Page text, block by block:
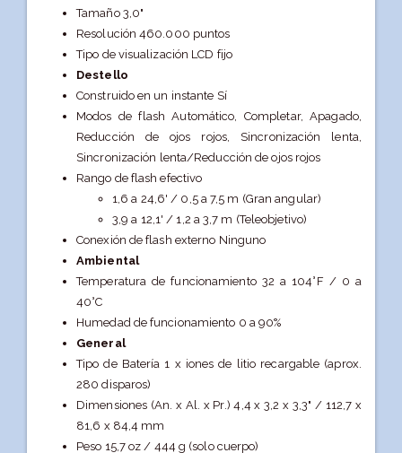
Tamaño 3,0"
Resolución 460.000 puntos
Tipo de visualización LCD fijo
Destello
Construido en un instante Sí
Modos de flash Automático, Completar, Apagado,
Reducción de ojos rojos, Sincronización lenta,
Sincronización lenta/Reducción de ojos rojos
Rango de flash efectivo
1,6 a 24,6' / 0,5 a 7,5 m (Gran angular)
3,9 a 12,1' / 1,2 a 3,7 m (Teleobjetivo)
Conexión de flash externo Ninguno
Ambiental
Temperatura de funcionamiento 32 a 104°F / 0 a
40°C
Humedad de funcionamiento 0 a 90%
General
Tipo de Batería 1 x iones de litio recargable (aprox.
280 disparos)
Dimensiones (An. x Al. x Pr.) 4,4 x 3,2 x 3,3" / 112,7 x
81,6 x 84,4 mm
Peso 15,7 oz / 444 g (solo cuerpo)